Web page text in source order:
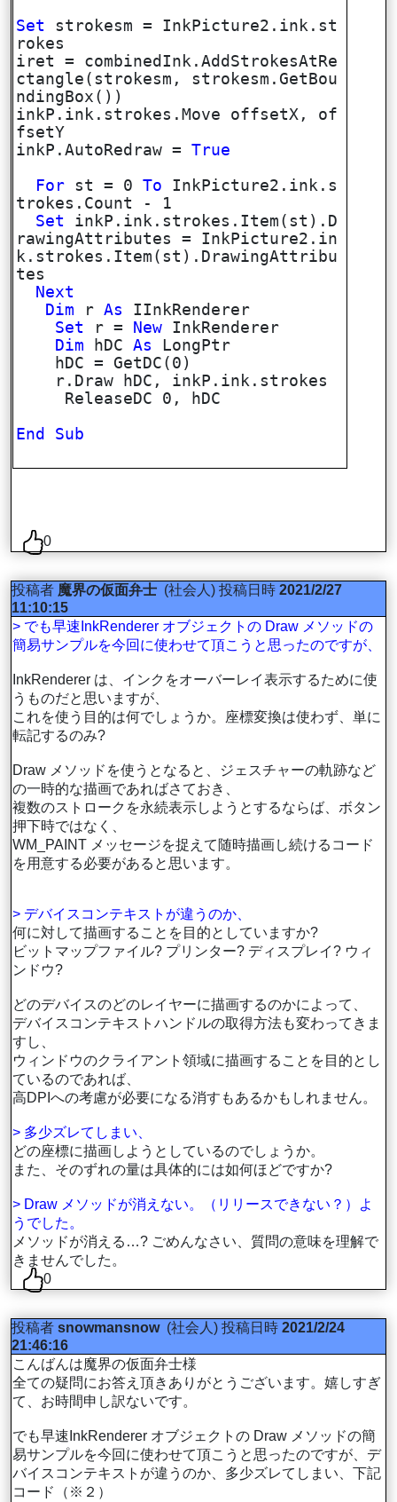
Set
strokesm = InkPicture2.ink.st
rokes
iret = combinedInk.AddStrokesAtRe
ctangle(strokesm, strokesm.GetBou
ndingBox())
inkP.ink.strokes.Move offsetX, of
fsetY
inkP.AutoRedraw =True
For st = 0To InkPicture2.ink.s
trokes.Count - 1
Set
inkP.ink.strokes.Item(st).D
rawingAttributes = InkPicture2.in
k.strokes.Item(st).DrawingAttribu
tes
Next
Dim rAs
IInkRenderer
Set
r = New InkRenderer
Dim hDCAs
LongPtr
hDC = GetDC(0)
r.Draw hDC, inkP.ink.strokes
ReleaseDC 0, hDC
End
Sub
0
投稿者 魔界の仮面弁士 (社会人) 投稿日時 2021/2/27
11:10:15
> でも早速InkRenderer オブジェクトの Draw メソッドの
簡易サンプルを今回に使わせて頂こうと思ったのですが、
InkRenderer は、インクをオーバーレイ表示するために使
うものだと思いますが、
これを使う目的は何でしょうか。座標変換は使わず、単に
転記するのみ?
Draw メソッドを使うとなると、ジェスチャーの軌跡など
の一時的な描画であればさておき、
複数のストロークを永続表示しようとするならば、ボタン
押下時ではなく、
WM_PAINT メッセージを捉えて随時描画し続けるコード
を用意する必要があると思います。
> デバイスコンテキストが違うのか、
何に対して描画することを目的としていますか?
ビットマップファイル? プリンター? ディスプレイ? ウィ
ンドウ?
どのデバイスのどのレイヤーに描画するのかによって、
デバイスコンテキストハンドルの取得方法も変わってきま
すし、
ウィンドウのクライアント領域に描画することを目的とし
ているのであれば、
高DPIへの考慮が必要になる消すもあるかもしれません。
> 多少ズレてしまい、
どの座標に描画しようとしているのでしょうか。
また、そのずれの量は具体的には如何ほどですか?
> Draw メソッドが消えない。（リリースできない？）よ
うでした。
メソッドが消える…? ごめんなさい、質問の意味を理解で
きませんでした。
0
投稿者 snowmansnow(社会人) 投稿日時 2021/2/24
21:46:16
こんばんは魔界の仮面弁士様
全ての疑問にお答え頂きありがとうございます。嬉しすぎ
て、お時間申し訳ないです。
でも早速InkRenderer オブジェクトの Draw メソッドの簡
易サンプルを今回に使わせて頂こうと思ったのですが、デ
バイスコンテキストが違うのか、多少ズレてしまい、下記
コード（※２）